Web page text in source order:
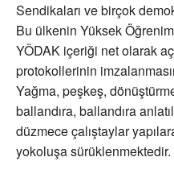
Sendikaları ve birçok
Bu ülkenin Yüksek
YÖDAK içeriği net olarak
protokollerinin
Yağma, peşkeş,
ballandıra, ballandıra
düzmece çalıştaylar
yokoluşa sürüklenmektedir.